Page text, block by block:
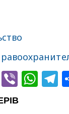
LinkedIn
Viber